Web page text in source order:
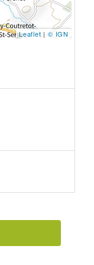
Leaflet| © IGN